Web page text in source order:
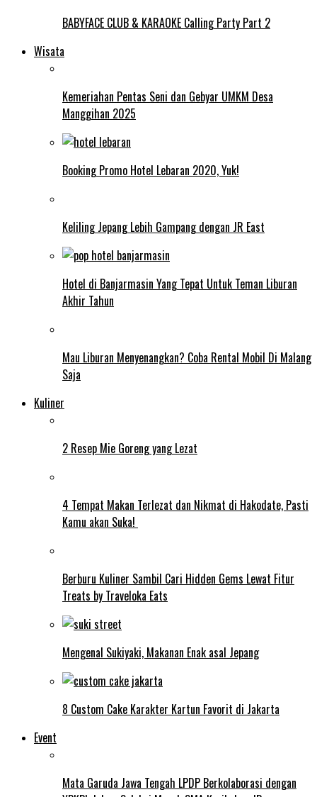
BABYFACE CLUB & KARAOKE Calling Party Part 2
Wisata
Kemeriahan Pentas Seni dan Gebyar UMKM Desa
Manggihan 2025
Booking Promo Hotel Lebaran 2020, Yuk!
Keliling Jepang Lebih Gampang dengan JR East
Hotel di Banjarmasin Yang Tepat Untuk Teman Liburan
Akhir Tahun
Mau Liburan Menyenangkan? Coba Rental Mobil Di Malang
Saja
Kuliner
2 Resep Mie Goreng yang Lezat
4 Tempat Makan Terlezat dan Nikmat di Hakodate, Pasti
Kamu akan Suka!
Berburu Kuliner Sambil Cari Hidden Gems Lewat Fitur
Treats by Traveloka Eats
Mengenal Sukiyaki, Makanan Enak asal Jepang
8 Custom Cake Karakter Kartun Favorit di Jakarta
Event
Mata Garuda Jawa Tengah LPDP Berkolaborasi dengan